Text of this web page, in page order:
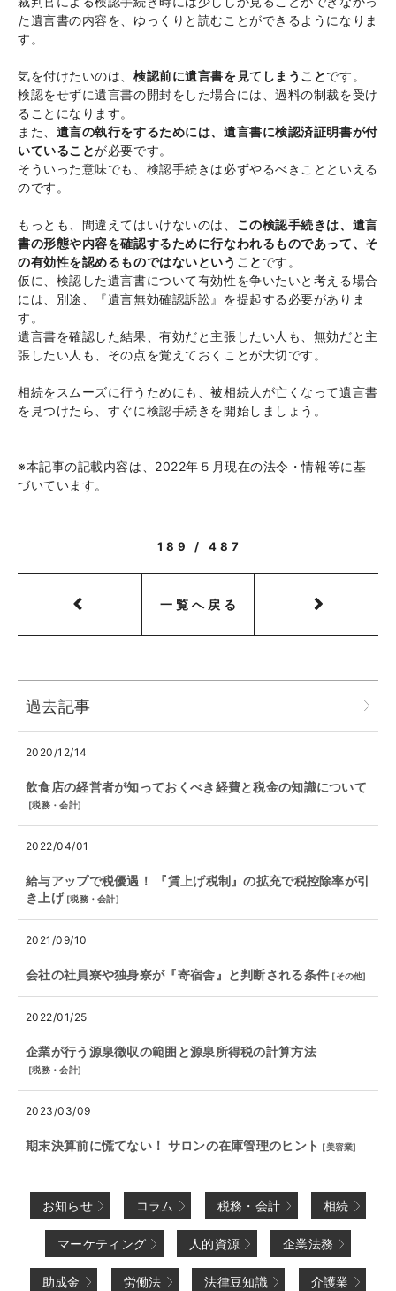
た遺言書の内容を、ゆっくりと読むことができるようになりま
す。
気を付けたいのは、検認前に遺言書を見てしまうことです。
検認をせずに遺言書の開封をした場合には、過料の制裁を受け
ることになります。
また、 遺言の執行をするためには、遺言書に検認済証明書が付
いていることが必要です。
そういった意味でも、検認手続きは必ずやるべきことといえる
のです。
もっとも、間違えてはいけないのは、 この検認手続きは、遺言
書の形態や内容を確認するために行なわれるものであって、そ
の有効性を認めるものではないということ です。
仮に、検認した遺言書について有効性を争いたいと考える場合
には、別途、『遺言無効確認訴訟』を提起する必要がありま
す。
遺言書を確認した結果、有効だと主張したい人も、無効だと主
張したい人も、その点を覚えておくことが大切です。
相続をスムーズに行うためにも、被相続人が亡くなって遺言書
を見つけたら、すぐに検認手続きを開始しましょう。
※本記事の記載内容は、2022年５月現在の法令・情報等に基
づいています。
189 / 487
一覧へ戻る
過去記事
2020/12/14
飲食店の経営者が知っておくべき経費と税金の知識について
[税務・会計]
2022/04/01
給与アップで税優遇！ 『賃上げ税制』の拡充で税控除率が引
き上げ [税務・会計]
2021/09/10
会社の社員寮や独身寮が『寄宿舎』と判断される条件 [その他]
2022/01/25
企業が行う源泉徴収の範囲と源泉所得税の計算方法
[税務・会計]
2023/03/09
期末決算前に慌てない！ サロンの在庫管理のヒント [美容業]
お知らせ コラム 税務・会計 相続
マーケティング 人的資源 企業法務
助成金 労働法 法律豆知識 介護業